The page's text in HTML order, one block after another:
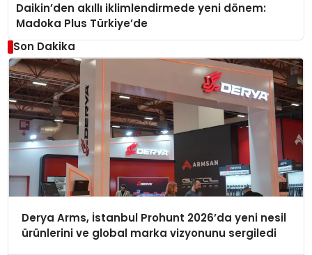
Daikin’den akıllı iklimlendirmede yeni dönem:
Madoka Plus Türkiye’de
Son Dakika
Derya Arms, İstanbul Prohunt 2026’da yeni nesil
ürünlerini ve global marka vizyonunu sergiledi